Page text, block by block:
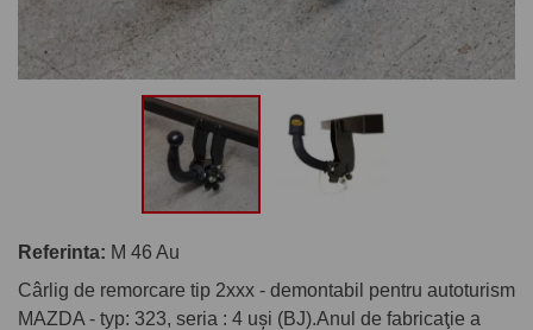
Referinta: M 46 Au
Cârlig de remorcare tip 2xxx - demontabil pentru autoturism
MAZDA - typ: 323, seria : 4 uşi (BJ).Anul de fabricaţie a